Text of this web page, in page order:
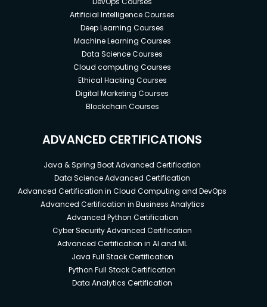
Artificial Intelligence Courses
Deep Learning Courses
Machine Learning Courses
Data Science Courses
Cloud computing Courses
Ethical Hacking Courses
Digital Marketing Courses
Blockchain Courses
ADVANCED CERTIFICATIONS
Java & Spring Boot Advanced Certification
Data Science Advanced Certification
Advanced Certification in Cloud Computing and DevOps
Advanced Certification in Business Analytics
Advanced Python Certification
Cyber Security Advanced Certification
Advanced Certification in AI and ML
Java Full Stack Certification
Python Full Stack Certification
Data Analytics Certification